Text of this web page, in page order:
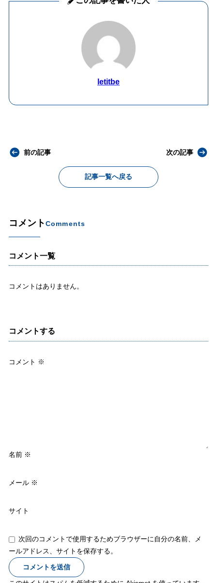
letitbe
前の記事
記事一覧へ戻る
次の記事
コメントComments
コメント一覧
コメントはありません。
コメントする
コメント ※
名前 ※
メール ※
サイト
次回のコメントで使用するためブラウザーに自分の名前、メ
ールアドレス、サイトを保存する。